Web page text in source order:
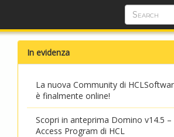
In evidenza
La nuova Community di
è finalmente online!
Scopri in anteprima Domino v14.5 –
Access Program di HCL